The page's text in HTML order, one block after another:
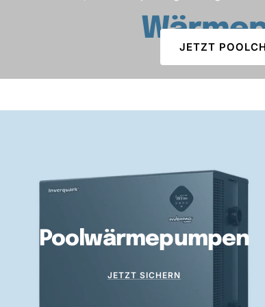
JETZT
Poolwärmepumpen
JETZT SICHERN